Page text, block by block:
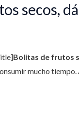
secos,
Bolitas de frutos
mucho